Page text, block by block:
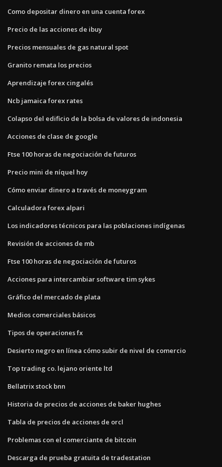
Como depositar dinero en una cuenta forex
Precio de las acciones de ibuy
Precios mensuales de gas natural spot
Granito remata los precios
Aprendizaje forex cingalés
Ncb jamaica forex rates
Colapso del edificio de la bolsa de valores de indonesia
Acciones de clase de google
Ftse 100 horas de negociación de futuros
Precio mini de níquel hoy
Cómo enviar dinero a través de moneygram
Calculadora forex alpari
Los indicadores técnicos para las poblaciones indígenas
Revisión de acciones de mb
Ftse 100 horas de negociación de futuros
Acciones para intercambiar software tim sykes
Gráfico del mercado de plata
Medios comerciales básicos
Tipos de operaciones fx
Desierto negro en línea cómo subir de nivel de comercio
Top trading co. lejano oriente ltd
Bellatrix stock bnn
Historia de precios de acciones de baker hughes
Tabla de precios de acciones de orcl
Problemas con el comerciante de bitcoin
Descarga de prueba gratuita de tradestation